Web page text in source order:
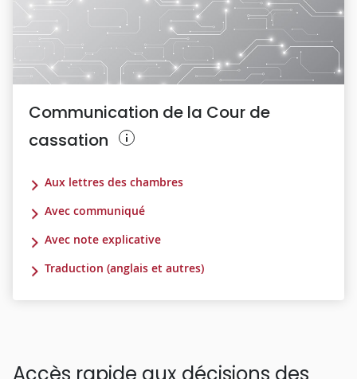
Communication de la Cour de
cassation
Aux lettres des chambres
Avec communiqué
Avec note explicative
Traduction (anglais et autres)
Accès rapide aux décisions des